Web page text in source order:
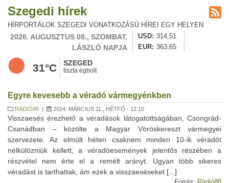
Szegedi hírek
HÍRPORTÁLOK SZEGEDI VONATKOZÁSÚ HÍREI EGY HELYEN
2026. AUGUSZTUS 08., SZOMBAT,
LÁSZLÓ NAPJA
USD
314,51
EUR
363,65
31°C SZEGED
tiszta égbolt
Egyre kevesebb a véradó vármegyénkben
RÁDIÓ88 | 2024. MÁRCIUS 11., HÉTFŐ - 12:10
Visszaesés érezhető a véradások látogatottságában, Csongrád-
Csanádban – közölte a Magyar Vöröskereszt vármegyei
szervezete. Az elmúlt héten csaknem minden 10-ik véradót
nélkülözniük kellett, a véradóesemények jelentős részében a
részvétel nem érte el a remélt arányt. Ugyan több sikeres
véradást is tarthattak, ám ezek a visszaeséseket [...]